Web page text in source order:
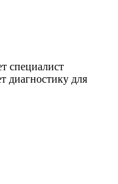
специалист
диагностику для